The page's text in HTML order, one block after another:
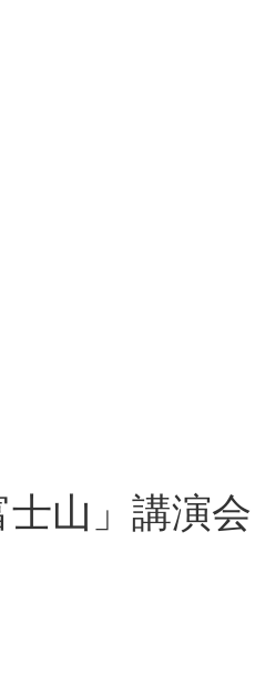
山」講演会